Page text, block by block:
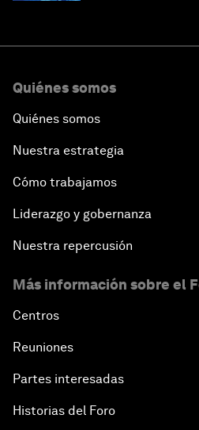
Quiénes somos
Quiénes somos
Nuestra estrategia
Cómo trabajamos
Liderazgo y gobernanza
Nuestra repercusión
Más información sobre el
Centros
Reuniones
Partes interesadas
Historias del Foro